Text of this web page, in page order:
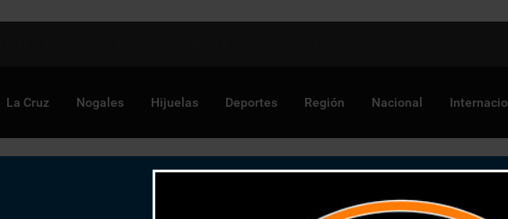
La Cruz Nogales Hijuelas Deportes Región Nacional